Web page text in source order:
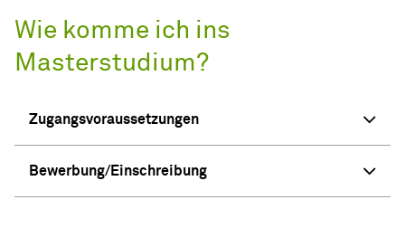
Wie komme ich ins
Masterstudium?
Zugangsvoraussetzungen
Bewerbung/Einschreibung